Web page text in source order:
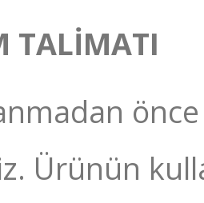
TALİMATI
Ürünün